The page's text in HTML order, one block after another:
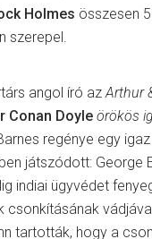
Holmes összesen
szerepel.
angol író az Arthur
Conan Doyle örökös
regénye egy
játszódott: George
indiai ügyvédet
csonkításának
tartották, hogy a